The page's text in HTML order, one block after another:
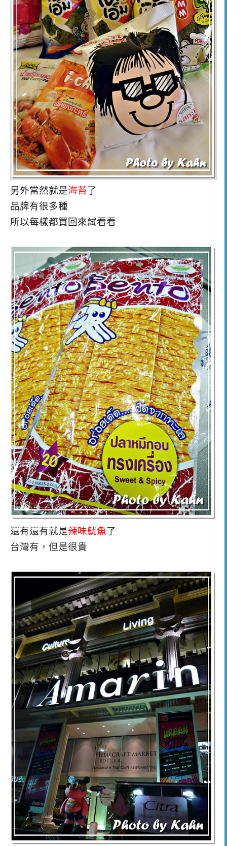
另外當然就是海苔了
品牌有很多種
所以每樣都買回來試看看
還有還有就是辣味魷魚了
台灣有，但是很貴